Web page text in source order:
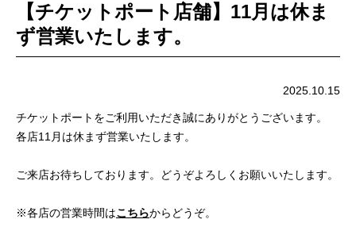
【チケットポート店舗】11月は休ま
ず営業いたします。
2025.10.15
チケットポートをご利用いただき誠にありがとうございます。
各店11月は休まず営業いたします。
ご来店お待ちしております。どうぞよろしくお願いいたします。
※各店の営業時間はこちらからどうぞ。